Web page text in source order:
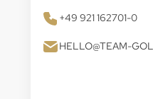
+49 921 162701-0
HELLO@TEAM-